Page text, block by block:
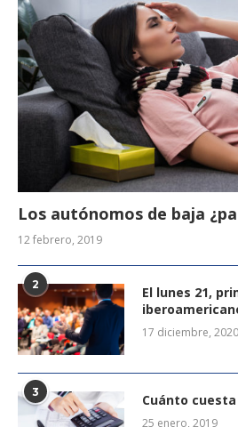
Los autónomos de baja
12 febrero, 2019
2
El lunes 21,
17 diciembre, 2020
3 Cuánto
25 enero, 2019